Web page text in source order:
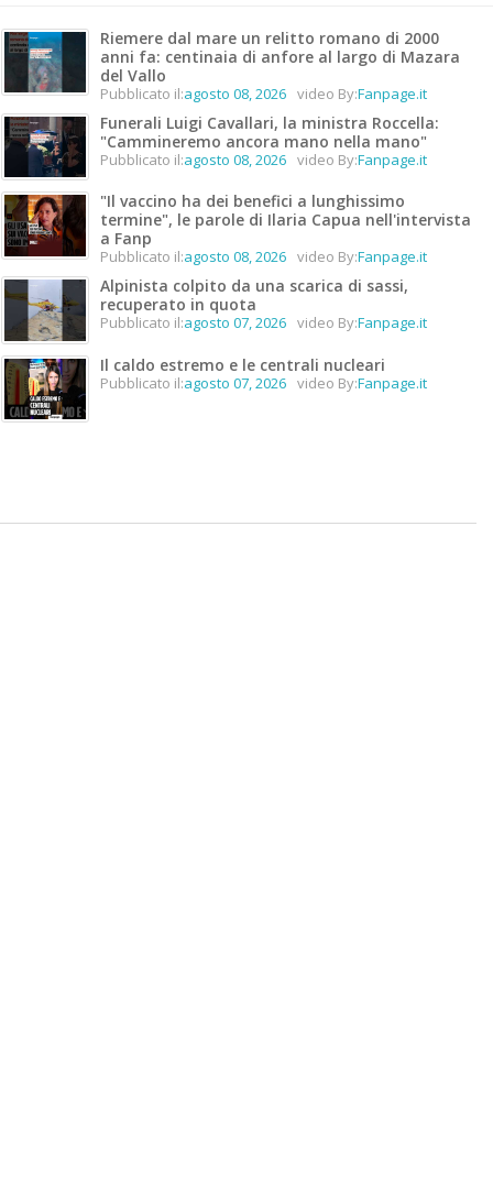
Riemere dal mare un relitto romano di 2000
anni fa: centinaia di anfore al largo di Mazara
del Vallo
Pubblicato il:agosto 08, 2026 video By:Fanpage.it
Funerali Luigi Cavallari, la ministra Roccella:
"Cammineremo ancora mano nella mano"
Pubblicato il:agosto 08, 2026 video By:Fanpage.it
"Il vaccino ha dei benefici a lunghissimo
termine", le parole di Ilaria Capua nell'intervista
a Fanp
Pubblicato il:agosto 08, 2026 video By:Fanpage.it
Alpinista colpito da una scarica di sassi,
recuperato in quota
Pubblicato il:agosto 07, 2026 video By:Fanpage.it
Il caldo estremo e le centrali nucleari
Pubblicato il:agosto 07, 2026 video By:Fanpage.it